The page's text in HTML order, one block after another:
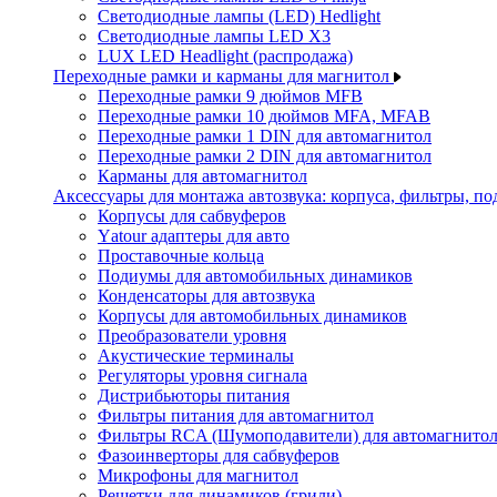
Светодиодные лампы (LED) Hedlight
Светодиодные лампы LED X3
LUX LED Headlight (распродажа)
Переходные рамки и карманы для магнитол
Переходные рамки 9 дюймов MFB
Переходные рамки 10 дюймов MFA, MFAB
Переходные рамки 1 DIN для автомагнитол
Переходные рамки 2 DIN для автомагнитол
Карманы для автомагнитол
Аксессуары для монтажа автозвука: корпуса, фильтры,
Корпусы для сабвуферов
Yаtour адаптеры для авто
Проставочные кольца
Подиумы для автомобильных динамиков
Конденсаторы для автозвука
Корпусы для автомобильных динамиков
Преобразователи уровня
Акустические терминалы
Регуляторы уровня сигнала
Дистрибьюторы питания
Фильтры питания для автомагнитол
Фильтры RCA (Шумоподавители) для автомагнитол
Фазоинверторы для сабвуферов
Микрофоны для магнитол